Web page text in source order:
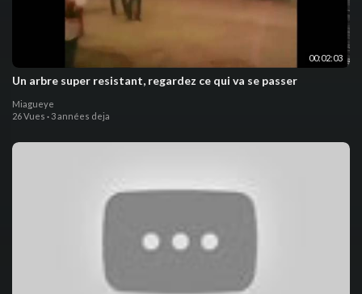
00:02:03
Un arbre super resistant, regardez ce qui va se passer
Miagueye
26 Vues · 3 années deja